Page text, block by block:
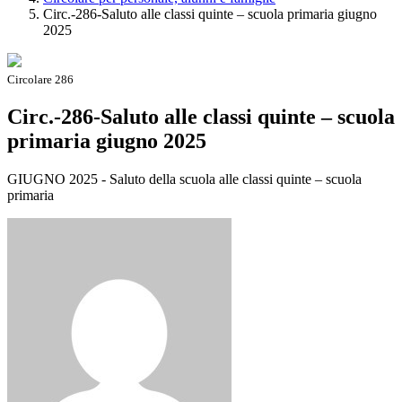
Circ.-286-Saluto alle classi quinte – scuola primaria giugno
2025
Circolare 286
Circ.-286-Saluto alle classi quinte – scuola
primaria giugno 2025
GIUGNO 2025 - Saluto della scuola alle classi quinte – scuola
primaria